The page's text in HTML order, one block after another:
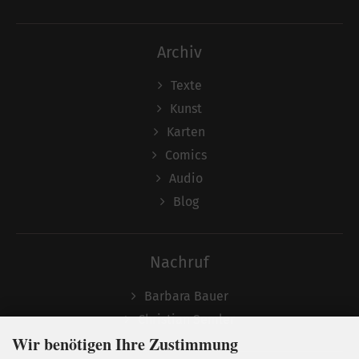
Archiv
Texte
Kunst
Karten
Comics
Audio
Blog
Nachruf
Barbara Bauer
Christian Semler
Wir benötigen Ihre Zustimmung